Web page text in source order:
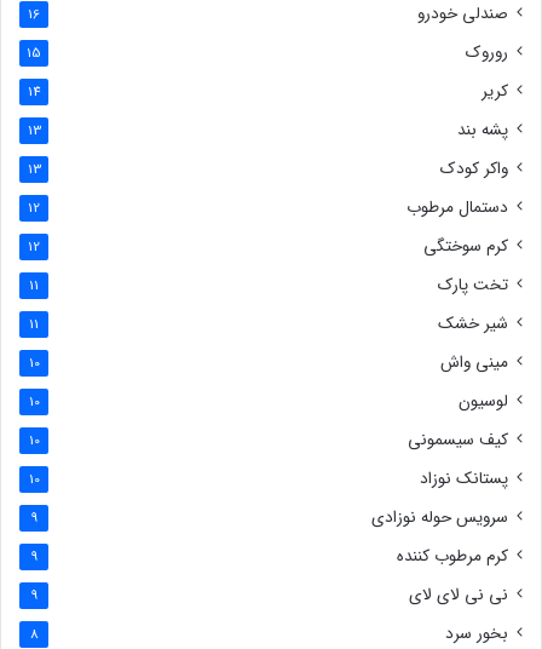
صندلی خودرو 16
روروک 15
کریر 14
پشه بند 13
واکر کودک 13
دستمال مرطوب 12
کرم سوختگی 12
تخت پارک 11
شیر خشک 11
مینی واش 10
لوسیون 10
کیف سیسمونی 10
پستانک نوزاد 10
سرویس حوله نوزادی 9
کرم مرطوب کننده 9
نی نی لای لای 9
بخور سرد 8